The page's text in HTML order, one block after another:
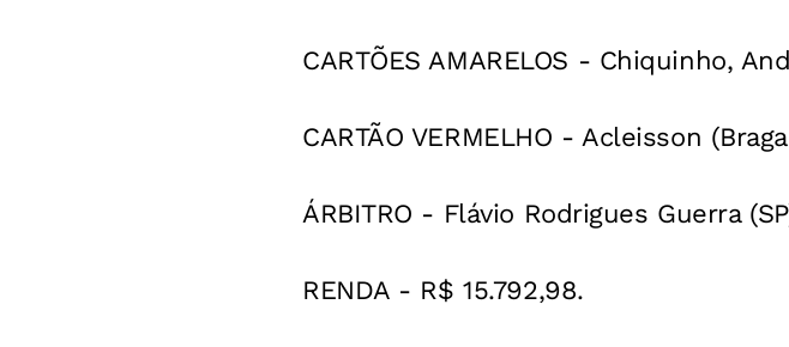
CARTÕES AMARELOS - Chiquinho,
CARTÃO VERMELHO - Acleisson
ÁRBITRO - Flávio Rodrigues Guerra
RENDA - R$ 15.792,98.